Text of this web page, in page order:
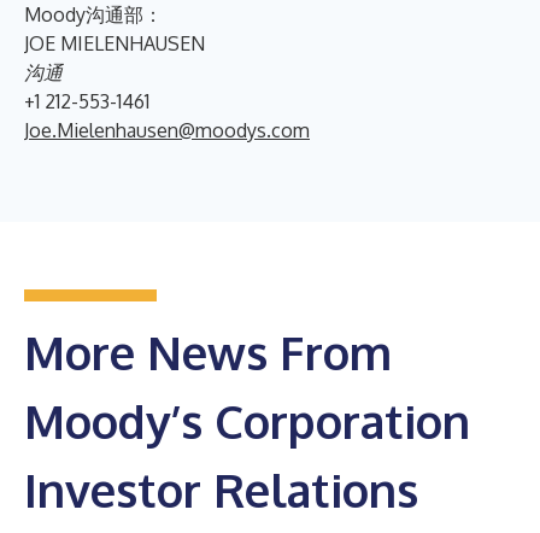
Moody沟通部：
JOE MIELENHAUSEN
沟通
+1 212-553-1461
Joe.Mielenhausen@moodys.com
More News From
Moody’s Corporation
Investor Relations